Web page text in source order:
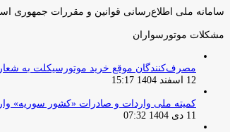
سامانه ملی اطلاع‌رسانی قوانین و مقررات جمهوری
مشکلات موتورسواران
مصرف‌کنندگان موقع خرید موتورسیکلت به
12 اسفند 1404 15:17
کمیته ملی واردات و صادرات «کشور سوریه» واردات
11 دی 1404 07:32